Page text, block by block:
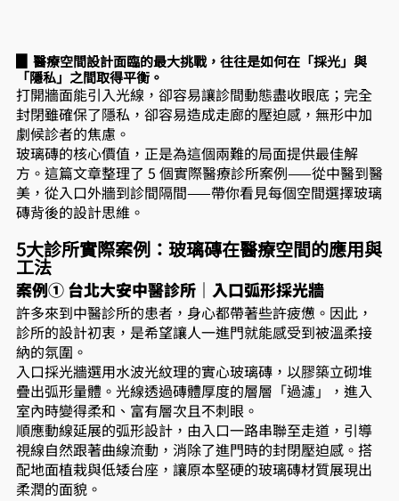
▊ 醫療空間設計面臨的最大挑戰，往往是如何在「採光」與
「隱私」之間取得平衡。
打開牆面能引入光線，卻容易讓診間動態盡收眼底；完全
封閉雖確保了隱私，卻容易造成走廊的壓迫感，無形中加
劇候診者的焦慮。
玻璃磚的核心價值，正是為這個兩難的局面提供最佳解
方。這篇文章整理了 5 個實際醫療診所案例——從中醫到醫
美，從入口外牆到診間隔間——帶你看見每個空間選擇玻璃
磚背後的設計思維。
5大診所實際案例：玻璃磚在醫療空間的應用與
工法
案例① 台北大安中醫診所｜入口弧形採光牆
許多來到中醫診所的患者，身心都帶著些許疲憊。因此，
診所的設計初衷，是希望讓人一進門就能感受到被溫柔接
納的氛圍。
入口採光牆選用水波光紋理的實心玻璃磚，以膠築立砌堆
疊出弧形量體。光線透過磚體厚度的層層「過濾」，進入
室內時變得柔和、富有層次且不刺眼。
順應動線延展的弧形設計，由入口一路串聯至走道，引導
視線自然跟著曲線流動，消除了進門時的封閉壓迫感。搭
配地面植栽與低矮台座，讓原本堅硬的玻璃磚材質展現出
柔潤的面貌。